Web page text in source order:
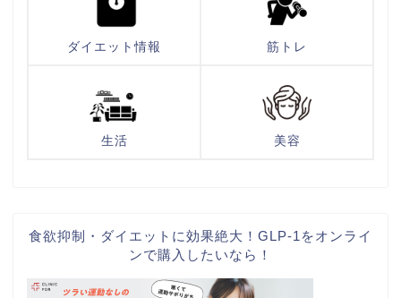
ダイエット情報 筋トレ
生活 美容
食欲抑制・ダイエットに効果絶大！GLP-1をオンライ
ンで購入したいなら！